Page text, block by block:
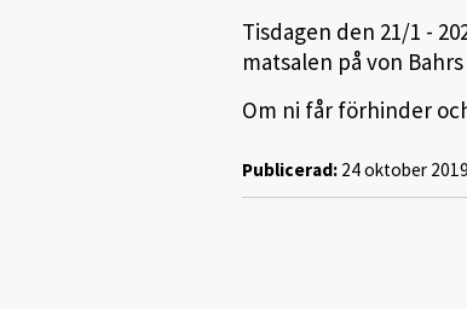
Tisdagen den 21/1 -
matsalen på von
Om ni får förhinder
Publicerad:24 oktober 2019